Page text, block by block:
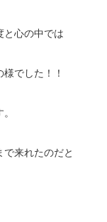
と心の中では
でした！！
来れたのだと